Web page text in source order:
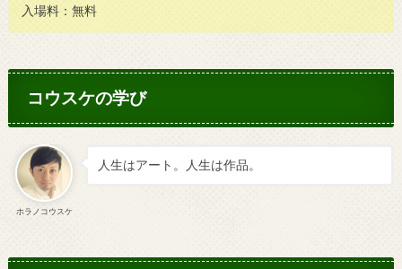
入場料：無料
コウスケの学び
ホラノコウスケ
人生はアート。人生は作品。